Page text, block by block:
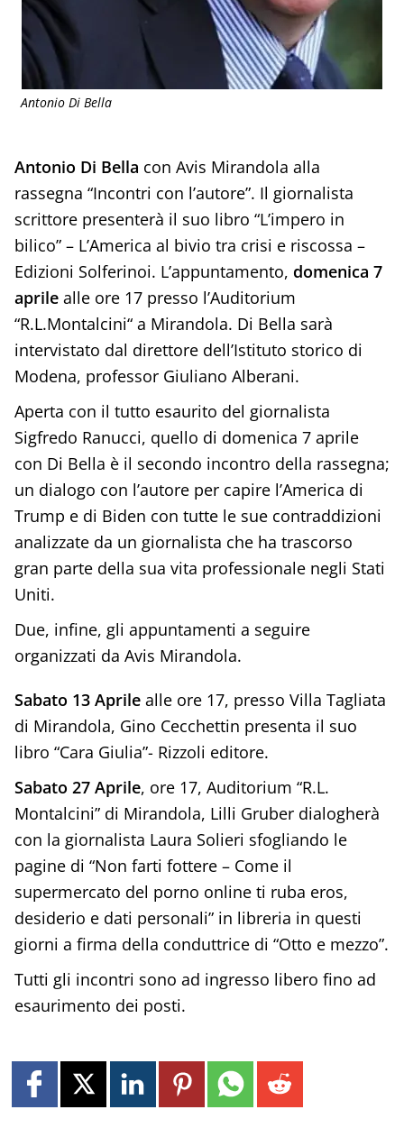
Antonio Di Bella
Antonio Di Bella con Avis Mirandola alla
rassegna “Incontri con l’autore”. Il giornalista
scrittore presenterà il suo libro “L’impero in
bilico” – L’America al bivio tra crisi e riscossa –
Edizioni Solferinoi. L’appuntamento, domenica 7
aprilealle ore 17 presso l’Auditorium
“R.L.Montalcini“ a Mirandola. Di Bella sarà
intervistato dal direttore dell’Istituto storico di
Modena, professor Giuliano Alberani.
Aperta con il tutto esaurito del giornalista
Sigfredo Ranucci, quello di domenica 7 aprile
con Di Bella è il secondo incontro della rassegna;
un dialogo con l’autore per capire l’America di
Trump e di Biden con tutte le sue contraddizioni
analizzate da un giornalista che ha trascorso
gran parte della sua vita professionale negli Stati
Uniti.
Due, infine, gli appuntamenti a seguire
organizzati da Avis Mirandola.
Sabato 13 Aprilealle ore 17, presso Villa Tagliata
di Mirandola, Gino Cecchettin presenta il suo
libro “Cara Giulia”- Rizzoli editore.
Sabato 27 Aprile, ore 17, Auditorium “R.L.
Montalcini” di Mirandola, Lilli Gruber dialogherà
con la giornalista Laura Solieri sfogliando le
pagine di “Non farti fottere – Come il
supermercato del porno online ti ruba eros,
desiderio e dati personali” in libreria in questi
giorni a firma della conduttrice di “Otto e mezzo”.
Tutti gli incontri sono ad ingresso libero fino ad
esaurimento dei posti.